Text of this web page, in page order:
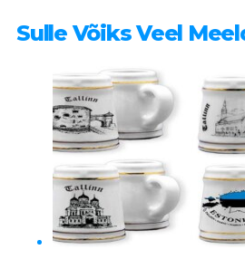
Sulle Võiks Veel